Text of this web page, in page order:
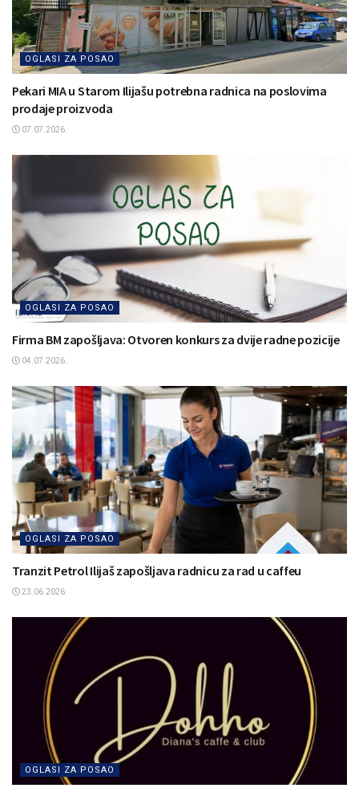
OGLASI ZA POSAO
Pekari MIA u Starom Ilijašu potrebna radnica na poslovima
prodaje proizvoda
07.07.2026.
OGLASI ZA POSAO
Firma BM zapošljava: Otvoren konkurs za dvije radne pozicije
04.07.2026.
OGLASI ZA POSAO
Tranzit Petrol Ilijaš zapošljava radnicu za rad u caffeu
23.06.2026.
OGLASI ZA POSAO